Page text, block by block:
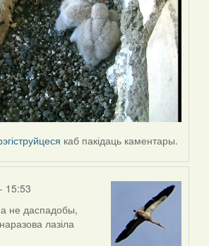
каб пакідаць каментары.
15:53
не даспадобы,
лазіла